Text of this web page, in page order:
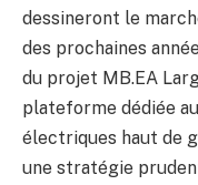
dessineront le
des prochaines
du projet MB.EA
plateforme dédiée
électriques haut de
une stratégie